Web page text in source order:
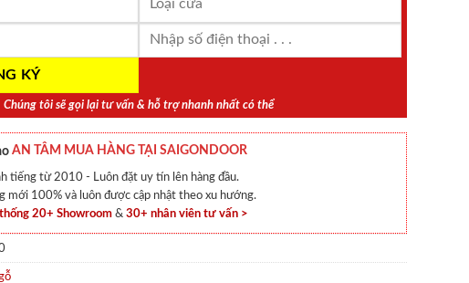
Chúng tôi sẽ gọi lại tư vấn & hỗ trợ nhanh nhất có thể
AN TÂM MUA HÀNG TẠI SAIGONDOOR
tiếng từ 2010 - Luôn đặt uy tín lên hàng đầu.
mới 100% và luôn được cập nhật theo xu hướng.
20+ Showroom & 30+ nhân viên tư vấn >